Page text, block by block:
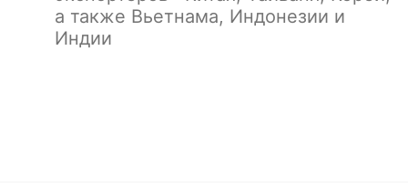
а также Вьетнама, Индонезии и
Индии